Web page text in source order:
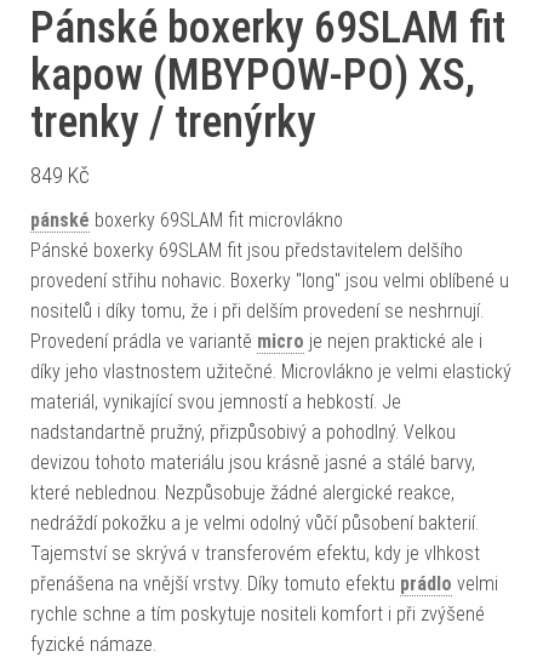
Pánské boxerky 69SLAM fit
kapow (MBYPOW-PO) XS,
trenky / trenýrky
849 Kč
pánské boxerky 69SLAM fit microvlákno
Pánské boxerky 69SLAM fit jsou představitelem delšího
provedení střihu nohavic. Boxerky "long" jsou velmi oblíbené u
nositelů i díky tomu, že i při delším provedení se neshrnují.
Provedení prádla ve variantě micro je nejen praktické ale i
díky jeho vlastnostem užitečné. Microvlákno je velmi elastický
materiál, vynikající svou jemností a hebkostí. Je
nadstandartně pružný, přizpůsobivý a pohodlný. Velkou
devizou tohoto materiálu jsou krásně jasné a stálé barvy,
které neblednou. Nezpůsobuje žádné alergické reakce,
nedráždí pokožku a je velmi odolný vůčí působení bakterií.
Tajemství se skrývá v transferovém efektu, kdy je vlhkost
přenášena na vnější vrstvy. Díky tomuto efektu prádlo velmi
rychle schne a tím poskytuje nositeli komfort i při zvýšené
fyzické námaze.